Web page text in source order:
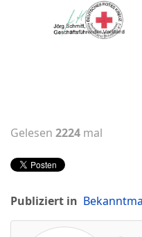
Gelesen 2224 mal
Publiziert in